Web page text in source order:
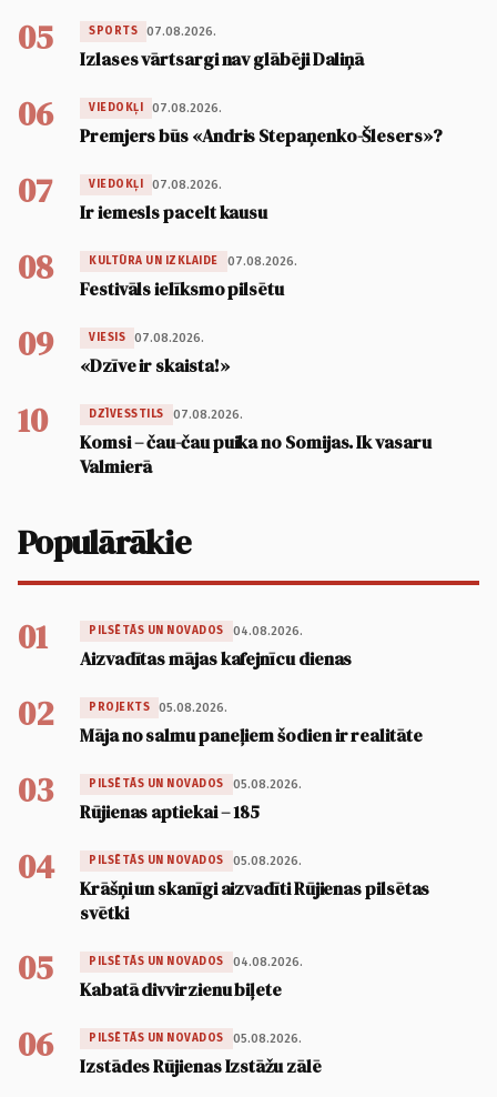
05 SPORTS 07.08.2026.
Izlases vārtsargi nav glābēji Daliņā
06 VIEDOKĻI 07.08.2026.
Premjers būs «Andris Stepaņenko-Šlesers»?
07 VIEDOKĻI 07.08.2026.
Ir iemesls pacelt kausu
08 KULTŪRA UN IZKLAIDE 07.08.2026.
Festivāls ielīksmo pilsētu
09 VIESIS 07.08.2026.
«Dzīve ir skaista!»
10 DZĪVESSTILS 07.08.2026.
Komsi – čau-čau puika no Somijas. Ik vasaru
Valmierā
Populārākie
01 PILSĒTĀS UN NOVADOS 04.08.2026.
Aizvadītas mājas kafejnīcu dienas
02 PROJEKTS 05.08.2026.
Māja no salmu paneļiem šodien ir realitāte
03 PILSĒTĀS UN NOVADOS 05.08.2026.
Rūjienas aptiekai – 185
04 PILSĒTĀS UN NOVADOS 05.08.2026.
Krāšņi un skanīgi aizvadīti Rūjienas pilsētas
svētki
05 PILSĒTĀS UN NOVADOS 04.08.2026.
Kabatā divvirzienu biļete
06 PILSĒTĀS UN NOVADOS 05.08.2026.
Izstādes Rūjienas Izstāžu zālē